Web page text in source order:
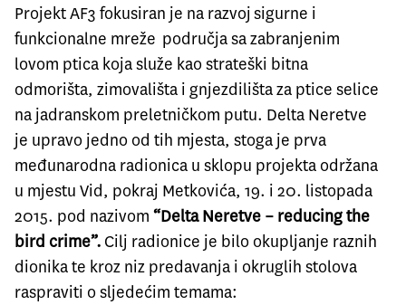
Projekt AF3 fokusiran je na razvoj sigurne i
funkcionalne mreže područja sa zabranjenim
lovom ptica koja služe kao strateški bitna
odmorišta, zimovališta i gnjezdilišta za ptice selice
na jadranskom preletničkom putu. Delta Neretve
je upravo jedno od tih mjesta, stoga je prva
međunarodna radionica u sklopu projekta održana
u mjestu Vid, pokraj Metkovića, 19. i 20. listopada
2015. pod nazivom “Delta Neretve – reducing the
bird crime”. Cilj radionice je bilo okupljanje raznih
dionika te kroz niz predavanja i okruglih stolova
raspraviti o sljedećim temama: